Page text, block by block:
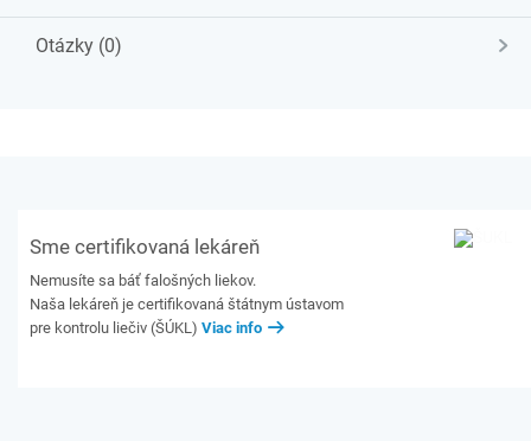
Otázky (0)
Sme certifikovaná lekáreň
Nemusíte sa báť falošných liekov.
Naša lekáreň je certifikovaná štátnym ústavom
pre kontrolu liečiv (ŠÚKL) Viac info